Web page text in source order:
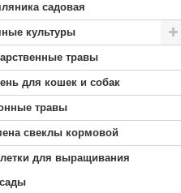
садовая
культуры
травы
для кошек и собак
травы
свеклы кормовой
для выращивания